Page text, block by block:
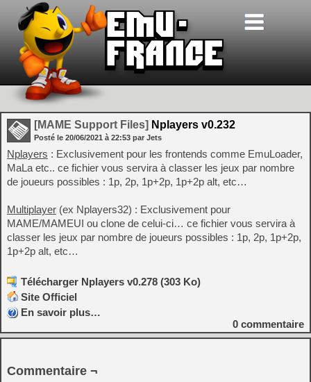
[MAME Support Files] Nplayers v0.232
Posté le 20/06/2021 à 22:53 par Jets
Nplayers : Exclusivement pour les frontends comme EmuLoader,
MaLa etc.. ce fichier vous servira à classer les jeux par nombre
de joueurs possibles : 1p, 2p, 1p+2p, 1p+2p alt, etc…
Multiplayer (ex Nplayers32) : Exclusivement pour
MAME/MAMEUI ou clone de celui-ci… ce fichier vous servira à
classer les jeux par nombre de joueurs possibles : 1p, 2p, 1p+2p,
1p+2p alt, etc…
Télécharger Nplayers v0.278 (303 Ko)
Site Officiel
En savoir plus…
0 commentaire
Commentaire ¬